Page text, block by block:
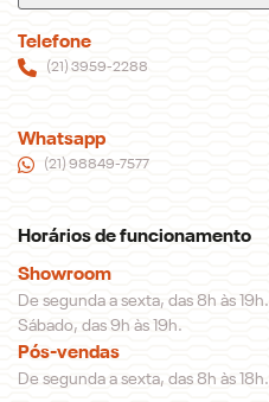
Telefone
(21) 3959-2288
Whatsapp
(21) 98849-7577
Horários de funcionamento
Showroom
De segunda a sexta, das 8h às 19h.
Sábado, das 9h às 19h.
Pós-vendas
De segunda a sexta, das 8h às 18h.